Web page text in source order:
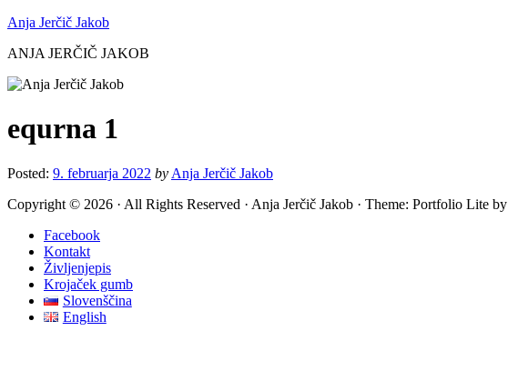
Anja Jerčič Jakob
ANJA JERČIČ JAKOB
equrna 1
Posted: 9. februarja 2022 by Anja Jerčič Jakob
Copyright © 2026 · All Rights Reserved · Anja Jerčič Jakob · Theme: Portfolio Lite by
Facebook
Kontakt
Življenjepis
Krojaček gumb
Slovenščina
English